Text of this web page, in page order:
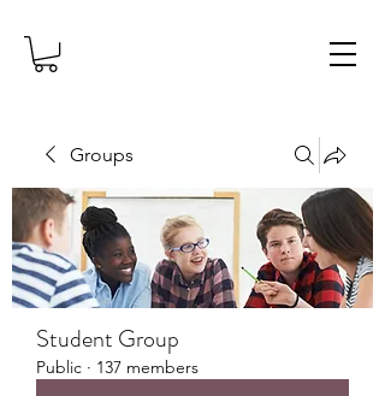
Groups
Student Group
Public · 137 members